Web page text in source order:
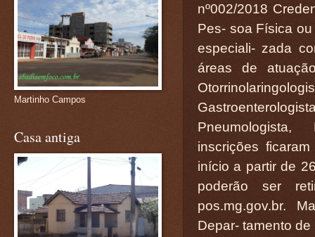
nº002/2018
Pes- soa Física
especiali- zada
áreas de
Pneumologista,
inscrições
início a partir de
poderão ser
pos.mg.gov.br.
Depar- tamento
Martinho Campos
Casa antiga